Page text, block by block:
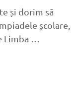
și dorim să
școlare,
Limba …